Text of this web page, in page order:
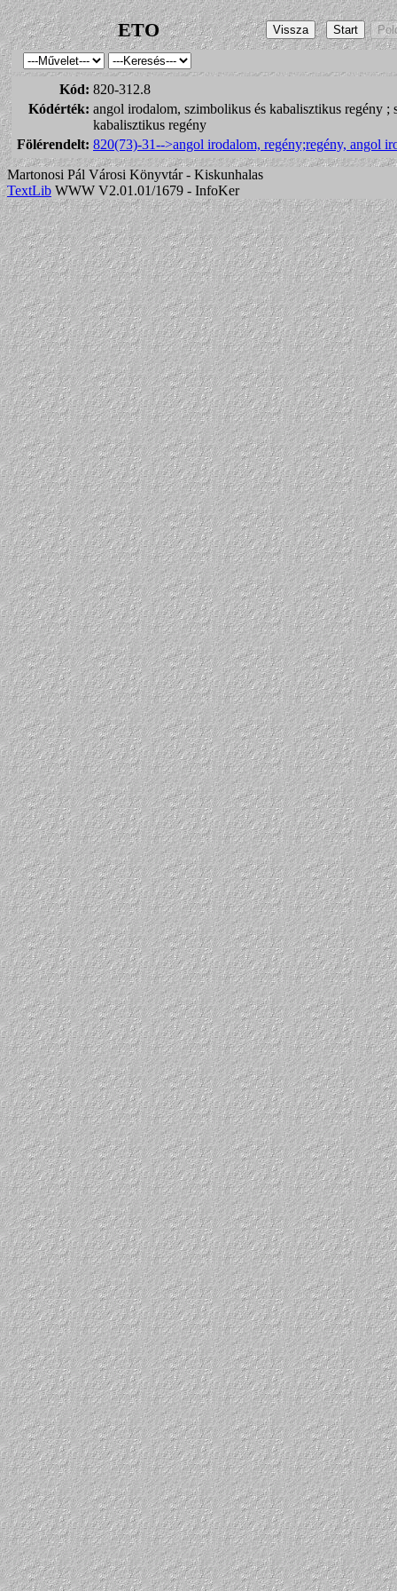
ETO
Kód: 820-312.8
Kódérték: angol irodalom, szimbolikus és kabalisztikus regény
kabalisztikus regény
Fölérendelt: 820(73)-31-->angol irodalom, regény;regény, angol
Martonosi Pál Városi Könyvtár - Kiskunhalas
TextLib WWW V2.01.01/1679 - InfoKer